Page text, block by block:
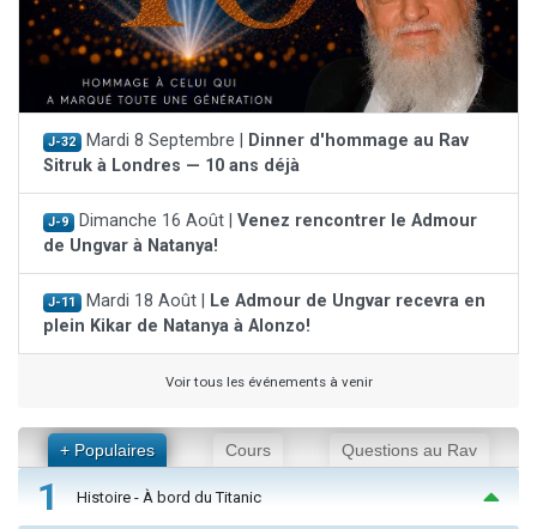
J-32 Mardi 8 Septembre |
Dinner d'hommage au Rav
Sitruk à Londres — 10 ans déjà
J-9 Dimanche 16 Août | Venez rencontrer le Admour
de Ungvar à Natanya!
J-11 Mardi 18 Août |
Le Admour de Ungvar recevra en
plein Kikar de Natanya à Alonzo!
Voir tous les événements à venir
+ Populaires Cours Questions au Rav
1 Histoire - À bord du Titanic